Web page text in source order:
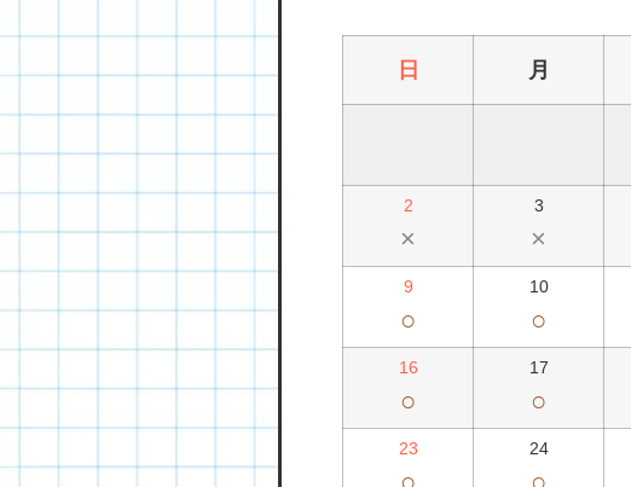
日 月
2
×
3
×
9
○
10
○
16
○
17
○
23 24